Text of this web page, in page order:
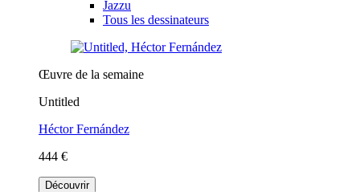
Jazzu
Tous les dessinateurs
Œuvre de la semaine
Untitled
Héctor Fernández
444 €
Découvrir